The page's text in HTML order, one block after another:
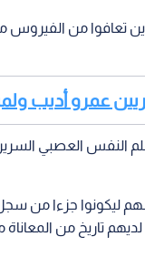
من الناس الذين تعافوا
عمرو أديب
النفس العصبي